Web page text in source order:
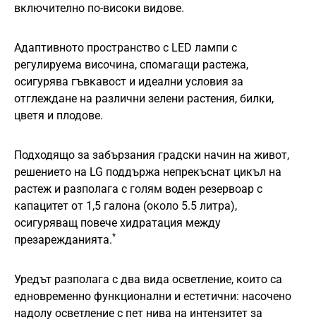
включително по-високи видове.
Адаптивното пространство с LED лампи с
регулируема височина, спомагащи растежа,
осигурява гъвкавост и идеални условия за
отглеждане на различни зелени растения, билки,
цветя и плодове.
Подходящо за забързания градски начин на живот,
решението на LG поддържа непрекъснат цикъл на
растеж и разполага с голям воден резервоар с
капацитет от 1,5 галона (около 5.5 литра),
осигуряващ повече хидратация между
презарежданията.*
Уредът разполага с два вида осветление, които са
едновременно функционални и естетични: насочено
надолу осветление с пет нива на интензитет за